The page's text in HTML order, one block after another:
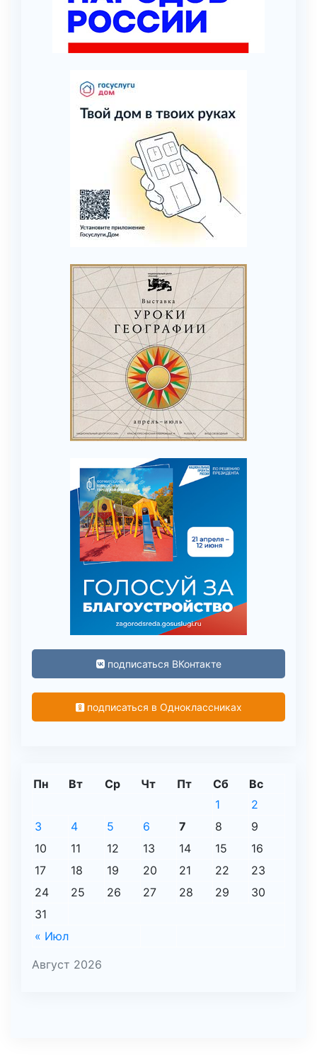
подписаться ВКонтакте
подписаться в Одноклассниках
Август 2026
Пн Вт Ср Чт Пт Сб Вс
« Июл
1
2
3
4 5 6 7 8
9
10
11 12 13 14 15
16
17
18 19 20 21 22
23
24
25 26 27 28 29
30
31